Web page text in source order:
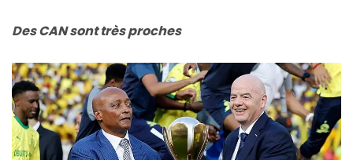
Des CAN sont très proches